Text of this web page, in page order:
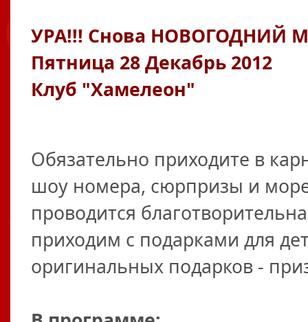
УРА!!! Снова НОВОГОДНИЙ
Пятница 28 Декабрь 2012
Клуб "Хамелеон"
Обязательно приходите в
шоу номера, сюрпризы и
проводится
приходим с подарками для
оригинальных подарков -